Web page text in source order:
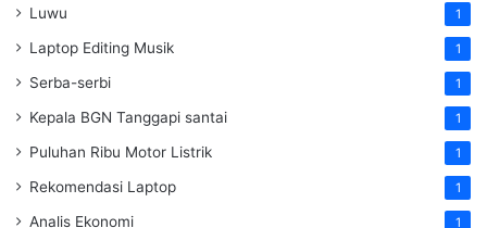
Luwu 1
Laptop Editing Musik 1
Serba-serbi 1
Kepala BGN Tanggapi santai 1
Puluhan Ribu Motor Listrik 1
Rekomendasi Laptop 1
Analis Ekonomi 1